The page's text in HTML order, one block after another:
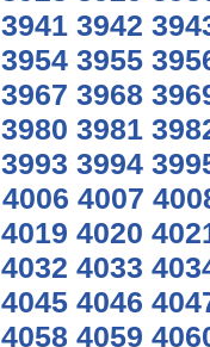
3941 3942
3954 3955
3967 3968
3980 3981
3993 3994
4006 4007
4019 4020
4032 4033
4045 4046
4058 4059